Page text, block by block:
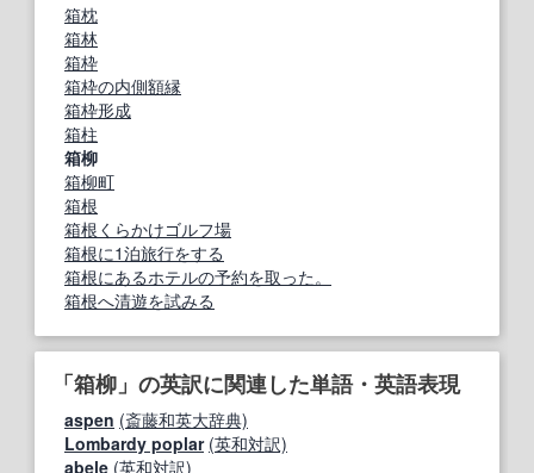
箱枕
箱林
箱枠
箱枠の内側額縁
箱枠形成
箱柱
箱柳
箱柳町
箱根
箱根くらかけゴルフ場
箱根に1泊旅行をする
箱根にあるホテルの予約を取った。
箱根へ清遊を試みる
「箱柳」の英訳に関連した単語・英語表現
aspen (斎藤和英大辞典)
Lombardy poplar (英和対訳)
abele (英和対訳)